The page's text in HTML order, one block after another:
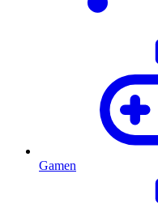
Gamen